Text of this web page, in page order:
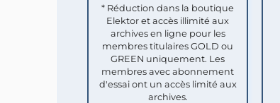
* Réduction dans la boutique
Elektor et accès illimité aux
archives en ligne pour les
membres titulaires GOLD ou
GREEN uniquement. Les
membres avec abonnement
d'essai ont un accès limité aux
archives.